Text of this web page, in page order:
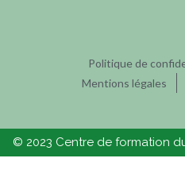
Politique de
Mentions légales
© 2023 Centre de formation